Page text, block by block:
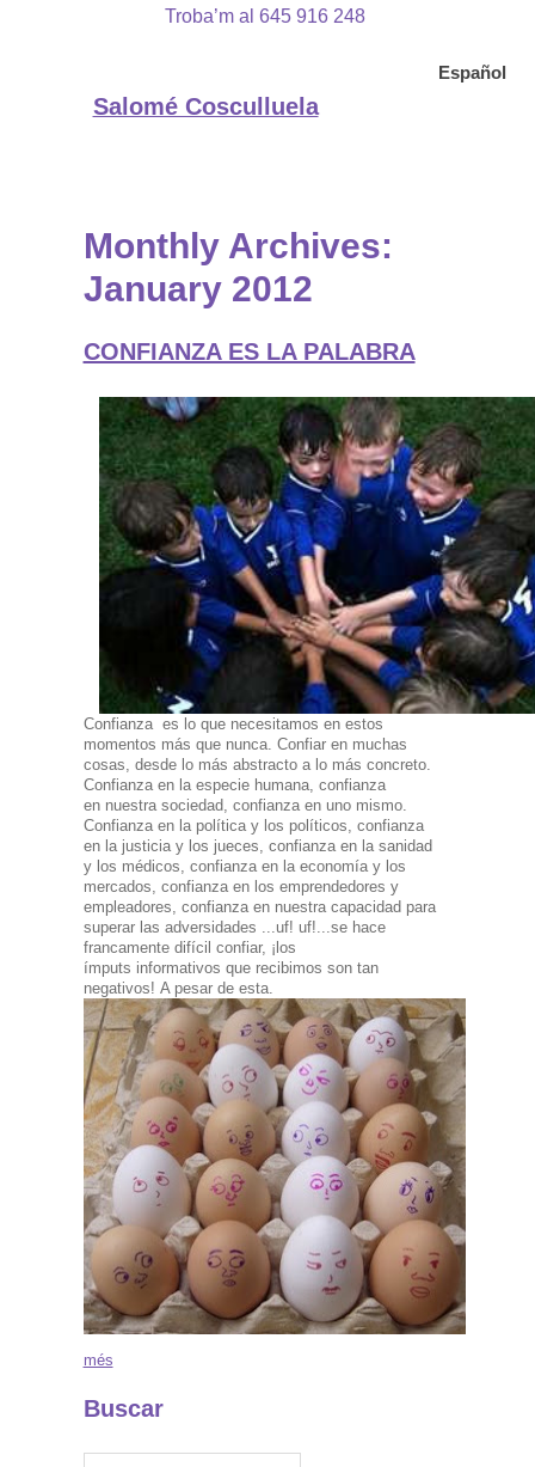
Troba’m al 645 916 248
Español
Salomé Cosculluela
Monthly Archives:
January 2012
CONFIANZA ES LA PALABRA
Confianza es lo que necesitamos en estos
momentos más que nunca. Confiar en muchas
cosas, desde lo más abstracto a lo más concreto.
Confianza en la especie humana, confianza
en nuestra sociedad, confianza en uno mismo.
Confianza en la política y los políticos, confianza
en la justicia y los jueces, confianza en la sanidad
y los médicos, confianza en la economía y los
mercados, confianza en los emprendedores y
empleadores, confianza en nuestra capacidad para
superar las adversidades ...uf! uf!...se hace
francamente difícil confiar, ¡los
ímputs informativos que recibimos son tan
negativos! A pesar de esta.
més
Buscar